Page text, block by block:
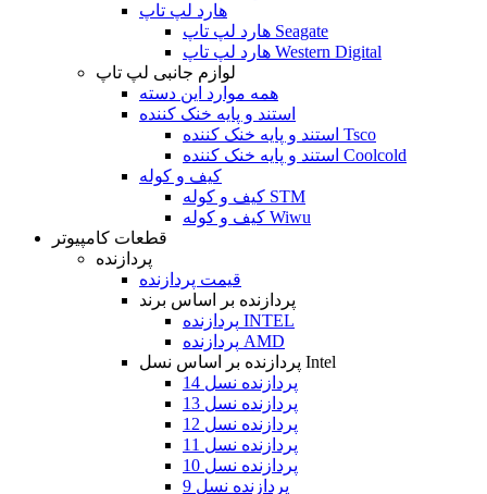
هارد لپ تاپ
هارد لپ تاپ Seagate
هارد لپ تاپ Western Digital
لوازم جانبی لپ تاپ
همه موارد این دسته
استند و پایه خنک کننده
استند و پایه خنک کننده Tsco
استند و پایه خنک کننده Coolcold
کیف و کوله
کیف و کوله STM
کیف و کوله Wiwu
قطعات کامپیوتر
پردازنده
قیمت پردازنده
پردازنده بر اساس برند
پردازنده INTEL
پردازنده AMD
پردازنده بر اساس نسل Intel
پردازنده نسل 14
پردازنده نسل 13
پردازنده نسل 12
پردازنده نسل 11
پردازنده نسل 10
پردازنده نسل 9